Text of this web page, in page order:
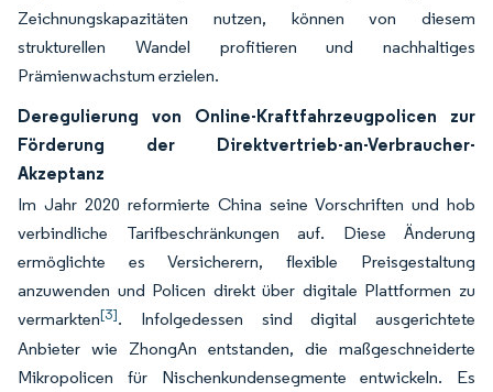
Zeichnungskapazitäten nutzen, können von diesem
strukturellen Wandel profitieren und nachhaltiges
Prämienwachstum erzielen.
Deregulierung von Online-Kraftfahrzeugpolicen zur
Förderung der Direktvertrieb-an-Verbraucher-
Akzeptanz
Im Jahr 2020 reformierte China seine Vorschriften und hob
verbindliche Tarifbeschränkungen auf. Diese Änderung
ermöglichte es Versicherern, flexible Preisgestaltung
anzuwenden und Policen direkt über digitale Plattformen zu
vermarkten[3]. Infolgedessen sind digital ausgerichtete
Anbieter wie ZhongAn entstanden, die maßgeschneiderte
Mikropolicen für Nischenkundensegmente entwickeln. Es